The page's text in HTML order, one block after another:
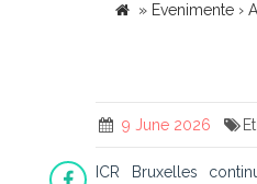
» Evenimente ›
9 June 2026
ICR Bruxelles